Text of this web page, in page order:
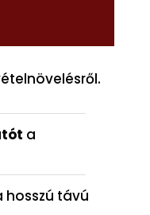
a
hosszú távú